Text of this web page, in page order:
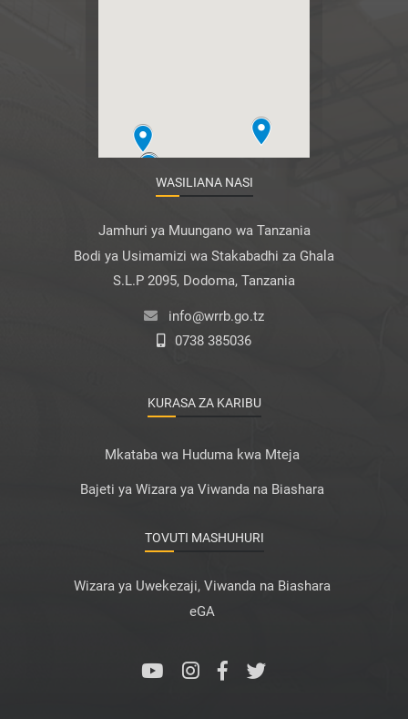
WASILIANA NASI
Jamhuri ya Muungano wa Tanzania
Bodi ya Usimamizi wa Stakabadhi za Ghala
S.L.P 2095, Dodoma, Tanzania
info@wrrb.go.tz
0738 385036
KURASA ZA KARIBU
Mkataba wa Huduma kwa Mteja
Bajeti ya Wizara ya Viwanda na Biashara
TOVUTI MASHUHURI
Wizara ya Uwekezaji, Viwanda na Biashara
eGA